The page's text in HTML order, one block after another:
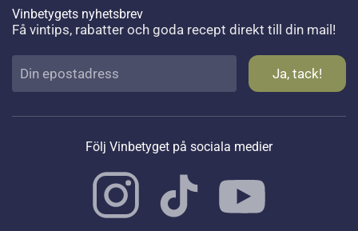
Vinbetygets nyhetsbrev
Få vintips, rabatter och goda recept direkt till din mail!
Följ Vinbetyget på sociala medier